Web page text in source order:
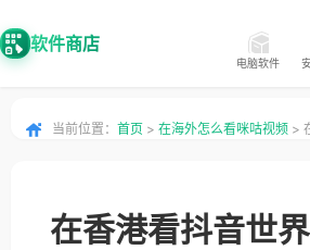
软件商店
电脑软件
当前位置： 首页 > 在海外怎么看咪咕视频 >
在香港看抖音世